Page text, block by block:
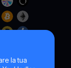
la tua